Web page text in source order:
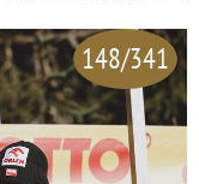
148/341